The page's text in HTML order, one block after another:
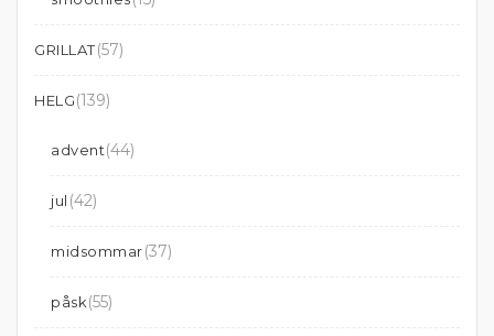
GRILLAT(57)
HELG(139)
advent(44)
jul (42)
midsommar(37)
påsk(55)